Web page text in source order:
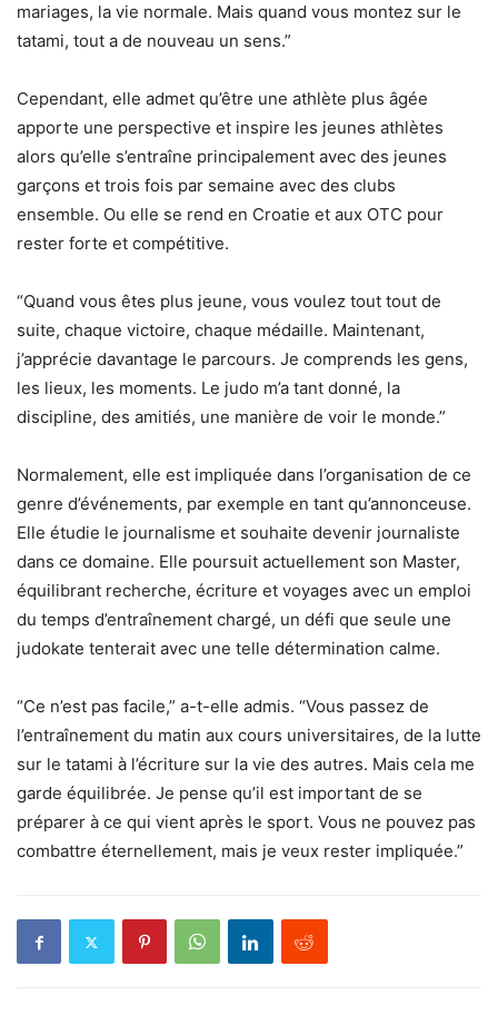
mariages, la vie normale. Mais quand vous montez sur le
tatami, tout a de nouveau un sens.”
Cependant, elle admet qu’être une athlète plus âgée
apporte une perspective et inspire les jeunes athlètes
alors qu’elle s’entraîne principalement avec des jeunes
garçons et trois fois par semaine avec des clubs
ensemble. Ou elle se rend en Croatie et aux OTC pour
rester forte et compétitive.
“Quand vous êtes plus jeune, vous voulez tout tout de
suite, chaque victoire, chaque médaille. Maintenant,
j’apprécie davantage le parcours. Je comprends les gens,
les lieux, les moments. Le judo m’a tant donné, la
discipline, des amitiés, une manière de voir le monde.”
Normalement, elle est impliquée dans l’organisation de ce
genre d’événements, par exemple en tant qu’annonceuse.
Elle étudie le journalisme et souhaite devenir journaliste
dans ce domaine. Elle poursuit actuellement son Master,
équilibrant recherche, écriture et voyages avec un emploi
du temps d’entraînement chargé, un défi que seule une
judokate tenterait avec une telle détermination calme.
“Ce n’est pas facile,” a-t-elle admis. “Vous passez de
l’entraînement du matin aux cours universitaires, de la lutte
sur le tatami à l’écriture sur la vie des autres. Mais cela me
garde équilibrée. Je pense qu’il est important de se
préparer à ce qui vient après le sport. Vous ne pouvez pas
combattre éternellement, mais je veux rester impliquée.”